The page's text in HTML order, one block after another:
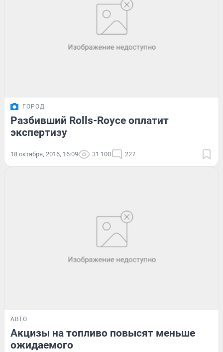
ГОРОД
Разбивший Rolls-Royce оплатит
экспертизу
18 октября, 2016, 16:09 31 100 227
АВТО
Акцизы на топливо повысят меньше
ожидаемого